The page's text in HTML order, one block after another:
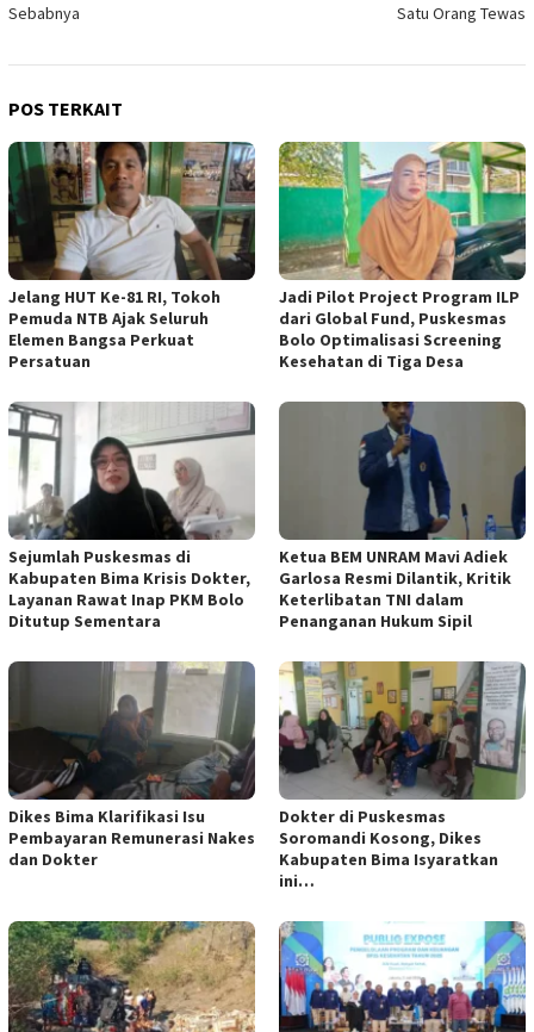
Sebabnya
Satu Orang Tewas
POS TERKAIT
Jelang HUT Ke-81 RI, Tokoh
Pemuda NTB Ajak Seluruh
Elemen Bangsa Perkuat
Persatuan
Jadi Pilot Project Program ILP
dari Global Fund, Puskesmas
Bolo Optimalisasi Screening
Kesehatan di Tiga Desa
Sejumlah Puskesmas di
Kabupaten Bima Krisis Dokter,
Layanan Rawat Inap PKM Bolo
Ditutup Sementara
Ketua BEM UNRAM Mavi Adiek
Garlosa Resmi Dilantik, Kritik
Keterlibatan TNI dalam
Penanganan Hukum Sipil
Dikes Bima Klarifikasi Isu
Pembayaran Remunerasi Nakes
dan Dokter
Dokter di Puskesmas
Soromandi Kosong, Dikes
Kabupaten Bima Isyaratkan
ini…